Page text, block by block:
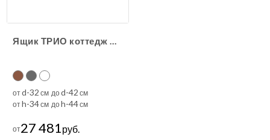
Ящик ТРИО коттедж с системой полива
отd-32 см доd-42 см
отh-34см доh-44см
от27 481руб.